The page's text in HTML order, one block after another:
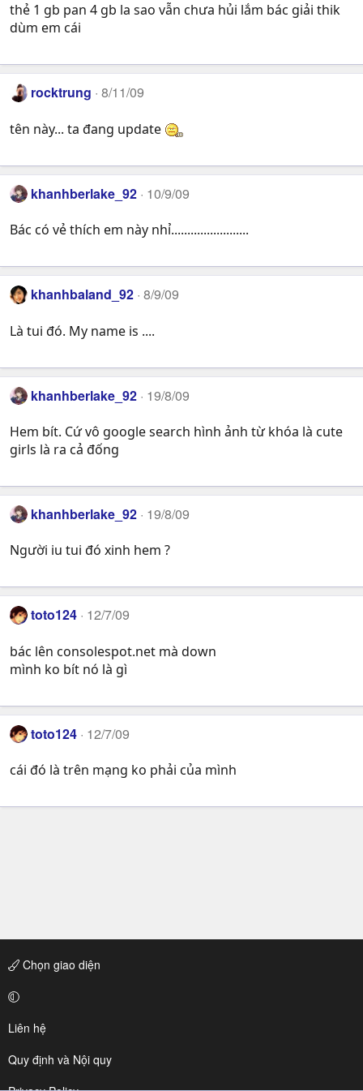
thẻ 1 gb pan 4 gb la sao vẫn chưa hủi lắm bác giải thik
dùm em cái
rocktrung 8/11/09
tên này... ta đang update
khanhberlake_92 10/9/09
Bác có vẻ thích em này nhỉ........................
khanhbaland_92 8/9/09
Là tui đó. My name is ....
khanhberlake_92 19/8/09
Hem bít. Cứ vô google search hình ảnh từ khóa là cute
girls là ra cả đống
khanhberlake_92 19/8/09
Người iu tui đó xinh hem ?
toto124 12/7/09
bác lên consolespot.net mà down
mình ko bít nó là gì
toto124 12/7/09
cái đó là trên mạng ko phải của mình
Chọn giao diện
Liên hệ
Quy định và Nội quy